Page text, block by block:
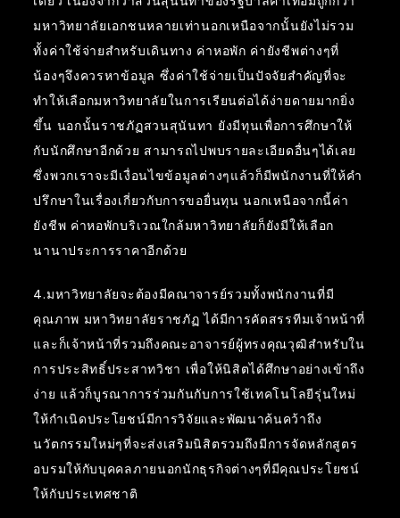
มหาวิทยาลัยเอกชนหลายเท่านอกเหนือจากนั้นยังไม่รวม
ทั้งค่าใช้จ่ายสำหรับเดินทาง ค่าหอพัก ค่ายังชีพต่างๆที่
น้องๆจึงควรหาข้อมูล ซึ่งค่าใช้จ่ายเป็นปัจจัยสำคัญที่จะ
ทำให้เลือกมหาวิทยาลัยในการเรียนต่อได้ง่ายดายมากยิ่ง
ขึ้น นอกนั้นราชภัฏสวนสุนันทา ยังมีทุนเพื่อการศึกษาให้
กับนักศึกษาอีกด้วย สามารถไปพบรายละเอียดอื่นๆได้เลย
ซึ่งพวกเราจะมีเงื่อนไขข้อมูลต่างๆแล้วก็มีพนักงานที่ให้คำ
ปรึกษาในเรื่องเกี่ยวกับการขอยื่นทุน นอกเหนือจากนี้ค่า
ยังชีพ ค่าหอพักบริเวณใกล้มหาวิทยาลัยก็ยังมีให้เลือก
นานาประการราคาอีกด้วย
4.มหาวิทยาลัยจะต้องมีคณาจารย์รวมทั้งพนักงานที่มี
คุณภาพ มหาวิทยาลัยราชภัฏ ได้มีการคัดสรรทีมเจ้าหน้าที่
และก็เจ้าหน้าที่รวมถึงคณะอาจารย์ผู้ทรงคุณวุฒิสำหรับใน
การประสิทธิ์ประสาทวิชา เพื่อให้นิสิตได้ศึกษาอย่างเข้าถึง
ง่าย แล้วก็บูรณาการร่วมกันกับการใช้เทคโนโลยีรุ่นใหม่
ให้กำเนิดประโยชน์มีการวิจัยและพัฒนาค้นคว้าถึง
นวัตกรรมใหม่ๆที่จะส่งเสริมนิสิตรวมถึงมีการจัดหลักสูตร
อบรมให้กับบุคคลภายนอกนักธุรกิจต่างๆที่มีคุณประโยชน์
ให้กับประเทศชาติ